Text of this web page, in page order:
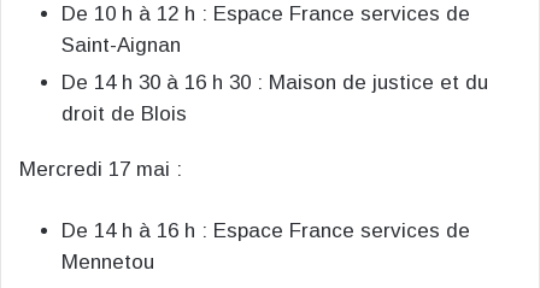
De 10 h à 12 h : Espace France services de
Saint-Aignan
De 14 h 30 à 16 h 30 : Maison de justice et du
droit de Blois
Mercredi 17 mai :
De 14 h à 16 h : Espace France services de
Mennetou